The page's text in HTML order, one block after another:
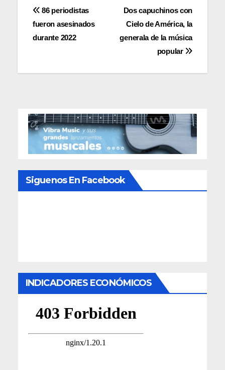
Navegación
de
Dos capuchinos con
Cielo de América, la
generala de la música
popular
86 periodistas
fueron asesinados
durante 2022
Siguenos En Facebook
INDICADORES ECONÓMICOS